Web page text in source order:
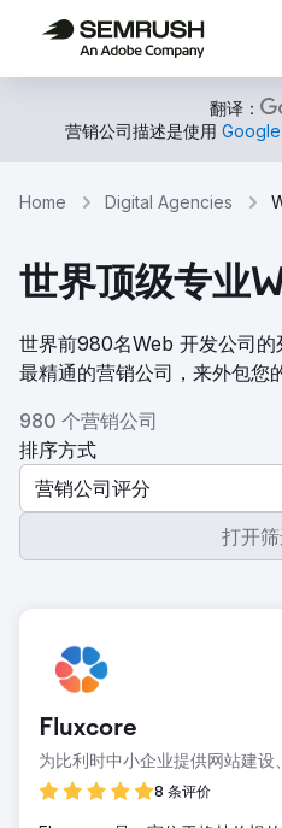
翻译：
营销公司描述是使用
Home Digital Agencies
世界顶级专业
世界前980名Web 开发公司
最精通的营销公司，来外包您
980 个营销公司
排序方式
营销公司评分
打开
Fluxcore
为比利时中小企业提供网站建设
8 条评价